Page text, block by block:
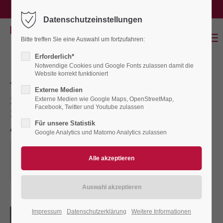
Login
Benutzername
Passwort
Register|Lost your password?
Support
Lorem ipsum dolor sit amet:
service@binnenland-waterkant.de
TREFFEN FUER
SUCHTKRANKE /
SUCHTGEFAERDETE U.
ANGEHOERIGE- Lütjenburg)
13.10.2026
ORT: LÜTJENBURG, WEHDENSTRASSE 14, EV.-LUTH. G
EMEINDEHAUS
Datenschutzeinstellungen
Bitte treffen Sie eine Auswahl um fortzufahren:
Erforderlich*
Notwendige Cookies und Google Fonts zulassen damit die
Website korrekt funktioniert
Externe Medien
Externe Medien wie Google Maps, OpenStreetMap,
Facebook, Twitter und Youtube zulassen
Für unsere Statistik
Google Analytics und Matomo Analytics zulassen
Impressum Datenschutzerklärung Weitere Informationen